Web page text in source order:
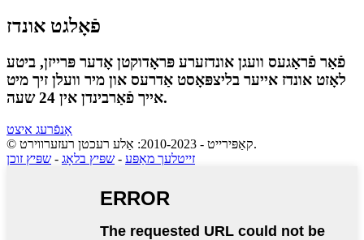
פֿאָלגט אונדז
פֿאַר פֿראַגעס וועגן אונדזערע פּראָדוקטן אָדער פּרייזן, ביטע
לאָזט אונדז אייער בליצפּאָסט אַדרעס און מיר וועלן זיך מיט
אייך פֿאַרבינדן אין 24 שעה.
אָנפֿרעג איצט
© קאַפּירייט - 2010-2023: אַלע רעכטן רעזערווירט.
זייטלעך מאַפּע - שפּיץ בלאָג - שפּיץ זוכן